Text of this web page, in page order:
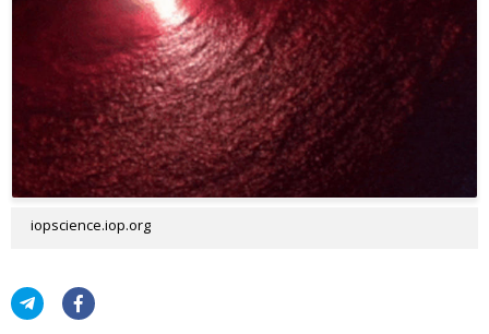
iopscience.iop.org